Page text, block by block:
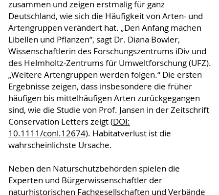
zusammen und zeigen erstmalig für ganz
Deutschland, wie sich die Häufigkeit von Arten- und
Artengruppen verändert hat. „Den Anfang machen
Libellen und Pflanzen“, sagt Dr. Diana Bowler,
Wissenschaftlerin des Forschungszentrums iDiv und
des Helmholtz-Zentrums für Umweltforschung (UFZ).
„Weitere Artengruppen werden folgen.“ Die ersten
Ergebnisse zeigen, dass insbesondere die früher
häufigen bis mittelhäufigen Arten zurückgegangen
sind, wie die Studie von Prof. Jansen in der Zeitschrift
Conservation Letters zeigt (DOI:
10.1111/conl.12674). Habitatverlust ist die
wahrscheinlichste Ursache.
Neben den Naturschutzbehörden spielen die
Experten und Bürgerwissenschaftler der
naturhistorischen Fachgesellschaften und Verbände